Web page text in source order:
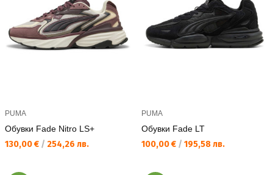
PUMA
Обувки Fade Nitro LS+
Текуща цена:
130,00 € / 254,26 лв.
PUMA
Обувки Fade LT
Текуща цена:
100,00 € / 195,58 лв.